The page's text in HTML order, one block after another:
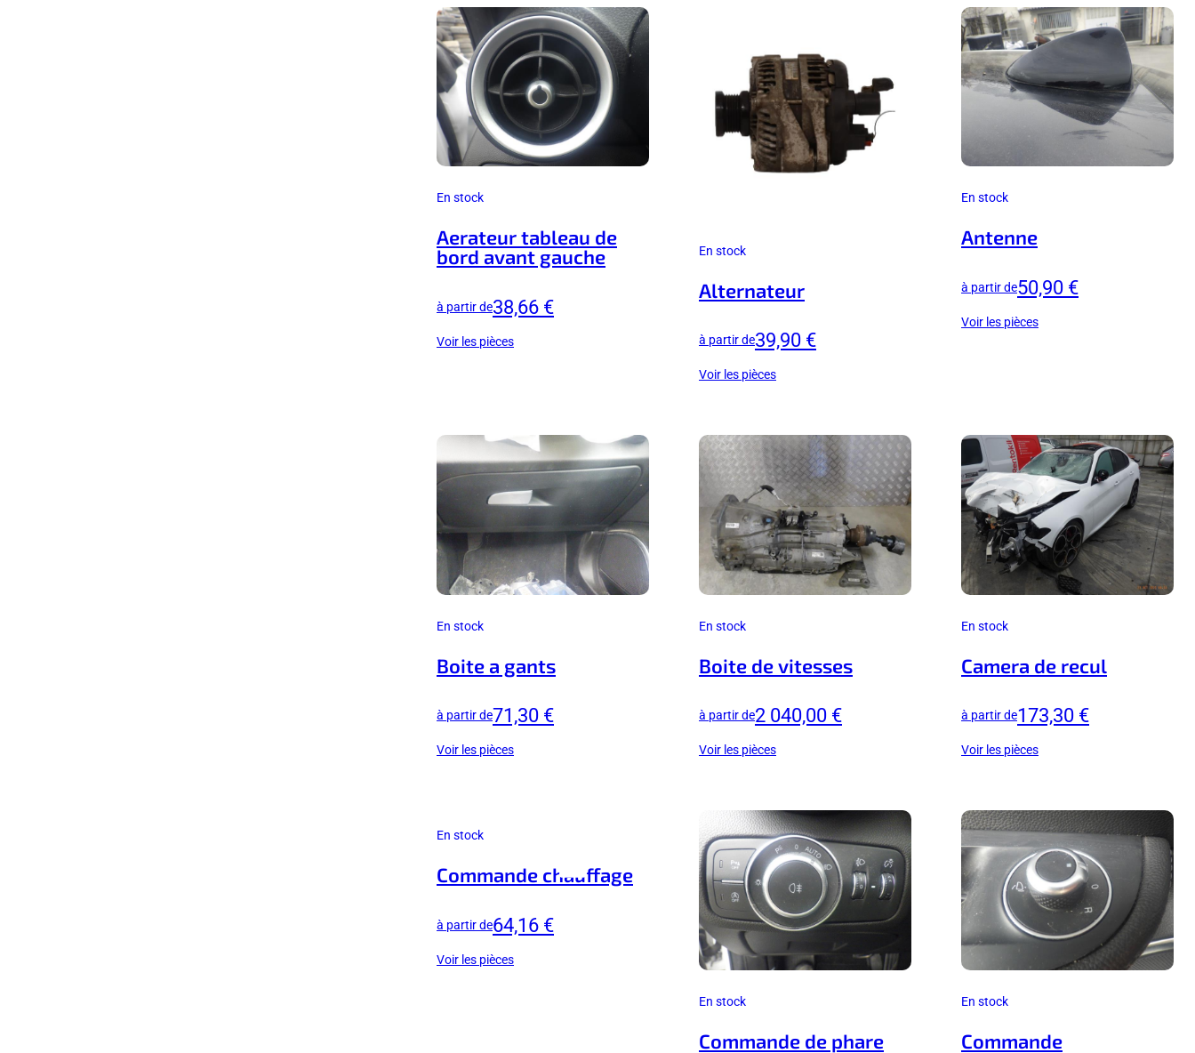
En stock
Aerateur tableau de
bord avant gauche
à partir de38,66 €
Voir les pièces
En stock
Alternateur
à partir de39,90 €
Voir les pièces
En stock
Antenne
à partir de50,90 €
Voir les pièces
En stock
Boite a gants
à partir de71,30 €
Voir les pièces
En stock
Boite de vitesses
à partir de2 040,00 €
Voir les pièces
En stock
Camera de recul
à partir de173,30 €
Voir les pièces
En stock
Commande chauffage
à partir de64,16 €
Voir les pièces
En stock
Commande de phare
En stock
Commande